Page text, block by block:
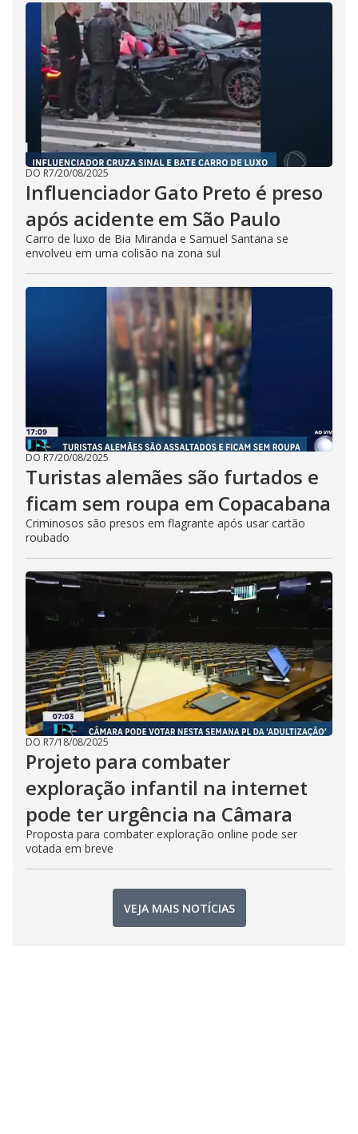
DO R7/20/08/2025
Influenciador Gato Preto é preso
após acidente em São Paulo
Carro de luxo de Bia Miranda e Samuel Santana se
envolveu em uma colisão na zona sul
DO R7/20/08/2025
Turistas alemães são furtados e
ficam sem roupa em Copacabana
Criminosos são presos em flagrante após usar cartão
roubado
DO R7/18/08/2025
Projeto para combater
exploração infantil na internet
pode ter urgência na Câmara
Proposta para combater exploração online pode ser
votada em breve
VEJA MAIS NOTÍCIAS